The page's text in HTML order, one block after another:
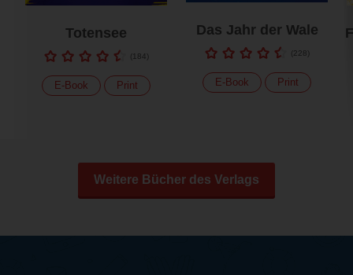
Totensee
(184
E-Book Print
Das Jahr der Wale
(228
E-Book Print
Weitere Bücher des Verlags